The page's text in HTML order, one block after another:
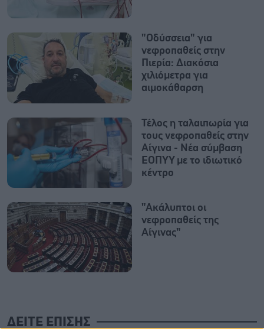
"Οδύσσεια" για
νεφροπαθείς στην
Πιερία: Διακόσια
χιλιόμετρα για
αιμοκάθαρση
Τέλος η ταλαιπωρία για
τους νεφροπαθείς στην
Αίγινα - Νέα σύμβαση
ΕΟΠΥΥ με το ιδιωτικό
κέντρο
"Ακάλυπτοι οι
νεφροπαθείς της
Αίγινας"
ΔΕΙΤΕ ΕΠΙΣΗΣ